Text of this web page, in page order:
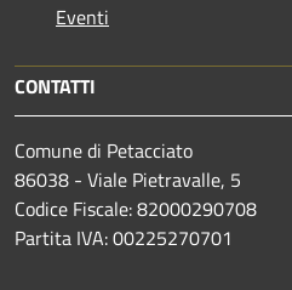
Eventi
CONTATTI
Comune di Petacciato
86038 - Viale Pietravalle, 5
Codice Fiscale: 82000290708
Partita IVA: 00225270701